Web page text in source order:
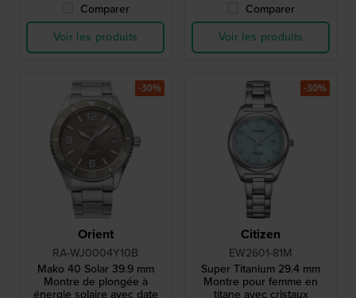
Comparer
Voir les produits
Comparer
Voir les produits
Orient
RA-WJ0004Y10B
Mako 40 Solar 39.9 mm
Montre de plongée à
énergie solaire avec date
-30%
Citizen
EW2601-81M
Super Titanium 29.4 mm
Montre pour femme en
titane avec cristaux
-30%